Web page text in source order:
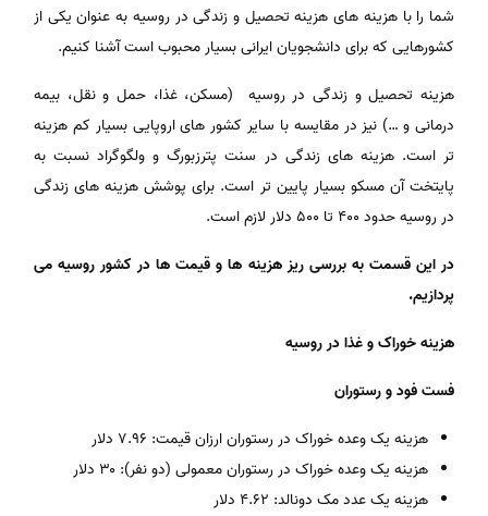
شما را با هزینه های هزینه تحصیل و زندگی در روسیه به عنوان یکی از
کشورهایی که برای دانشجویان ایرانی بسیار محبوب است آشنا کنیم.
هزینه تحصیل و زندگی در روسیه (مسکن، غذا، حمل و نقل، بیمه
درمانی و …) نیز در مقایسه با سایر کشور های اروپایی بسیار کم هزینه
تر است. هزینه های زندگی در سنت پترزبورگ و ولگوگراد نسبت به
پایتخت آن مسکو بسیار پایین تر است. برای پوشش هزینه های زندگی
در روسیه حدود ۴۰۰ تا ۵۰۰ دلار لازم است.
در این قسمت به بررسی ریز هزینه ها و قیمت ها در کشور روسیه می
پردازیم.
هزینه خوراک و غذا در روسیه
فست فود و رستوران
هزینه یک وعده خوراک در رستوران ارزان قیمت: ۷.۹۶ دلار
هزینه یک وعده خوراک در رستوران معمولی (دو نفر): ۳۰ دلار
هزینه یک عدد مک دونالد: ۴.۶۲ دلار